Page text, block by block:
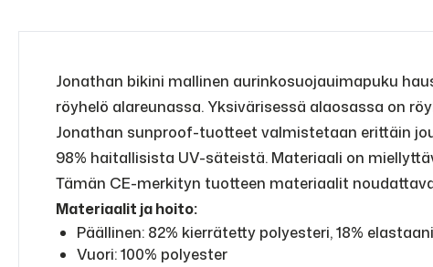
Jonathan bikini mallinen aurinkosuojauimapuku
röyhelö alareunassa. Yksivärisessä alaosassa on
Jonathan sunproof-tuotteet valmistetaan erittäin
98% haitallisista UV-säteistä. Materiaali on
Tämän CE-merkityn tuotteen materiaalit
Materiaalit ja hoito:
Päällinen: 82% kierrätetty polyesteri, 18% elastaani
Vuori: 100% polyester